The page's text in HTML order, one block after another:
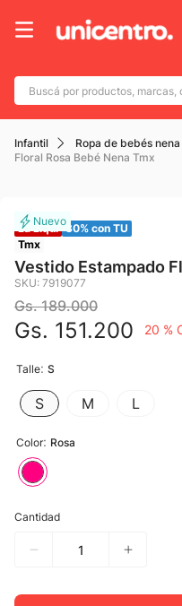
Buscá por productos,
Infantil Ropa de bebés nena
Floral Rosa Bebé Nena Tmx
La Liqui 30% con TU
Tmx
Vestido Estampado
SKU: 7919077
Gs. 189.000
Gs. 151.200 20 %
Color: Rosa
Talle: S
L
M
S
Cantidad
Términos más buscados
1. adidas
4
5. caterpillar
6. mochila
7. nike
8 .
9